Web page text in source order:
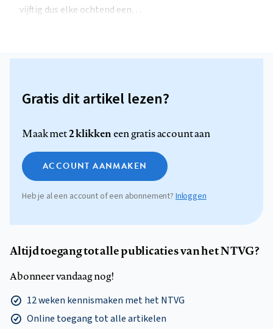
vijftig dus elke ochtend een…
Gratis dit artikel lezen?
Maak met2 klikkeneen gratis account aan
ACCOUNT AANMAKEN
Heb je al een account of een abonnement? Inloggen
Altijd toegang tot alle publicaties van het NTVG?
Abonneer vandaag nog!
12 weken kennismaken met het NTVG
Online toegang tot alle artikelen